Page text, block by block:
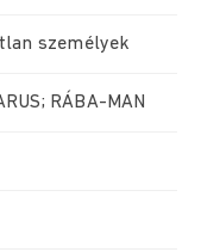
személyek
RÁBA-MAN